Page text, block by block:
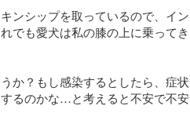
ンシップを取っているので、イン
でも愛犬は私の膝の上に乗ってき
か？もし感染するとしたら、症状
るのかな…と考えると不安で不安